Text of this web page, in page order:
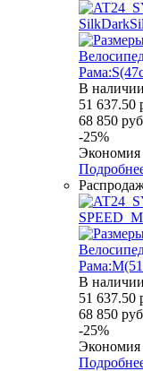
В наличии
51 637.50
68 850
-25%
Экономия
В наличии
51 637.50
68 850
-25%
Экономия